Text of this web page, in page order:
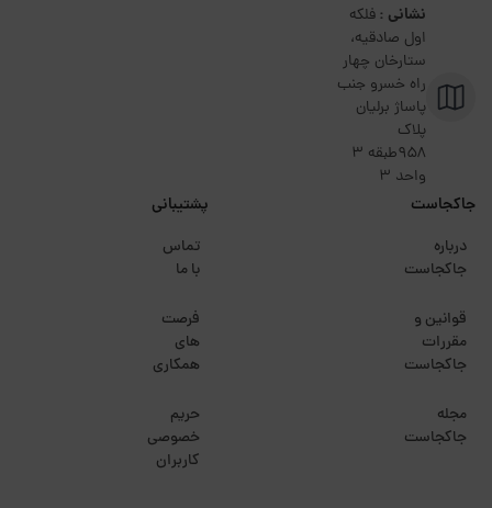
نشانی :فلکه
اول صادقیه،
ستارخان چهار
راه خسرو جنب
پاساژ برلیان
پلاک
۹۵۸طبقه 3
واحد 3
جاکجاست
درباره
جاکجاست
قوانین و
مقررات
جاکجاست
مجله
جاکجاست
پشتیبانی
تماس
با ما
فرصت
های
همکاری
حریم
خصوصی
کاربران